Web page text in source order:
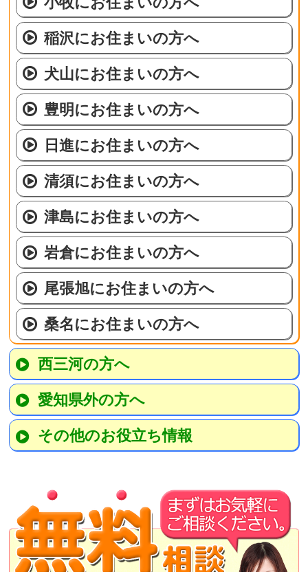
稲沢にお住まいの方へ
犬山にお住まいの方へ
豊明にお住まいの方へ
日進にお住まいの方へ
清須にお住まいの方へ
津島にお住まいの方へ
岩倉にお住まいの方へ
尾張旭にお住まいの方へ
桑名にお住まいの方へ
西三河の方へ
愛知県外の方へ
その他のお役立ち情報